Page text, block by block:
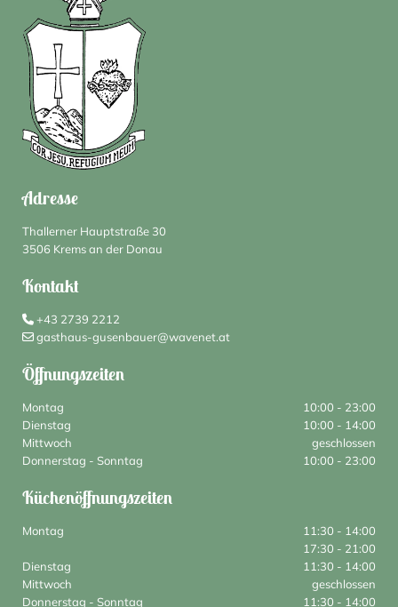
Adresse
Thallerner Hauptstraße 30
3506 Krems an der Donau
Kontakt
 +43 2739 2212
 gasthaus-gusenbauer@wavenet.at
Öffnungszeiten
Montag
10:00 - 23:00
Dienstag
10:00 - 14:00
Mittwoch
geschlossen
Donnerstag - Sonntag
10:00 - 23:00
Küchenöffnungszeiten
Montag
11:30 - 14:00
17:30 - 21:00
Dienstag
11:30 - 14:00
Mittwoch
geschlossen
Donnerstag - Sonntag
11:30 - 14:00